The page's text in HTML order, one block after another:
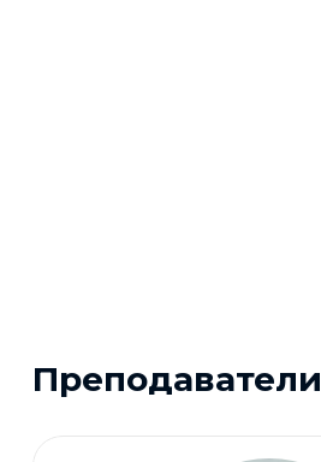
Преподаватели